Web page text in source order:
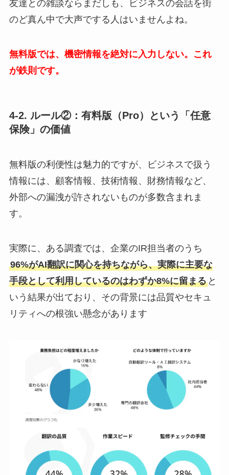
友達との雑談ならまだしも、ビジネスの会話を街
のど真ん中で大声でする人はいませんよね。
無料版では、機密情報を絶対に入力しない。これ
が鉄則です。
4-2. ルール②：有料版（Pro）という「任意
保険」の価値
無料版の利便性は魅力的ですが、ビジネスで扱う
情報には、顧客情報、技術情報、財務情報など、
外部への漏洩が許されないものが多数含まれま
す。
実際に、ある調査では、企業のIR担当者のうち
96%がAI翻訳に関心を持ちながら、実際に主要な
手段として利用しているのはわずか8%に留まると
いう結果が出ており、その背景には品質やセキュ
リティへの根強い懸念があります